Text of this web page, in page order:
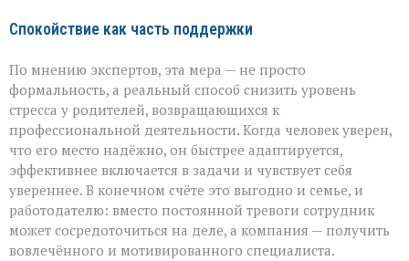
Спокойствие как часть поддержки
По мнению экспертов, эта мера — не просто
формальность, а реальный способ снизить уровень
стресса у родителей, возвращающихся к
профессиональной деятельности. Когда человек уверен,
что его место надёжно, он быстрее адаптируется,
эффективнее включается в задачи и чувствует себя
увереннее. В конечном счёте это выгодно и семье, и
работодателю: вместо постоянной тревоги сотрудник
может сосредоточиться на деле, а компания — получить
вовлечённого и мотивированного специалиста.